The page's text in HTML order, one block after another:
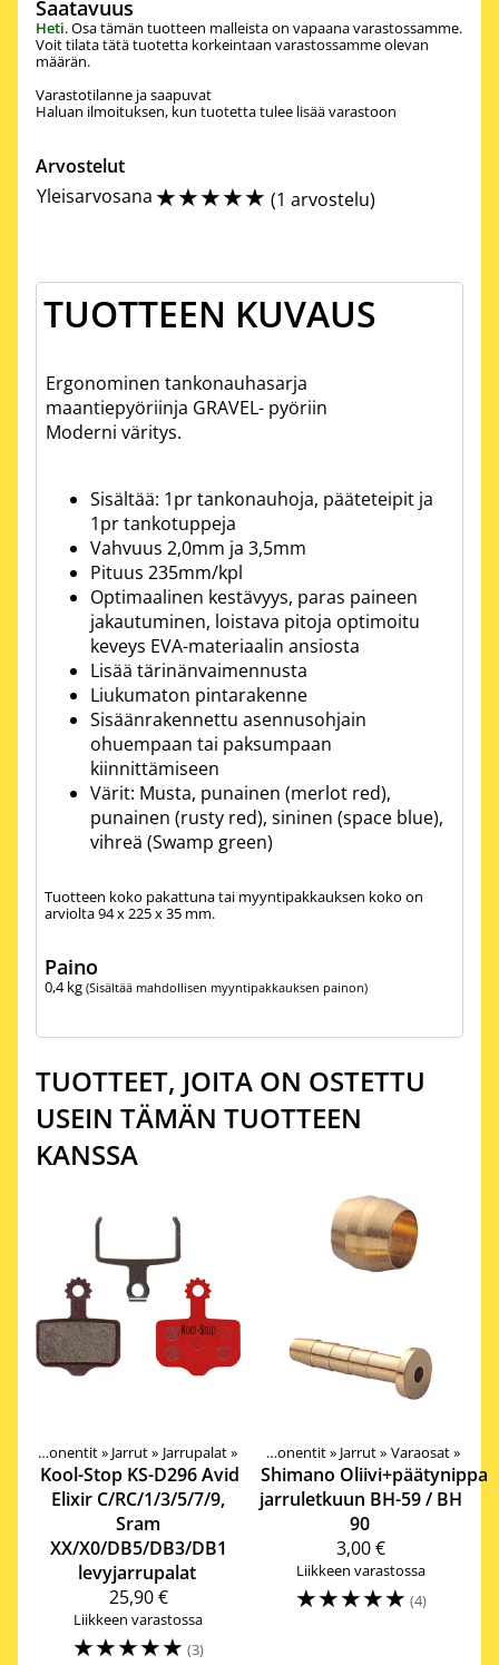
Saatavuus
Heti. Osa tämän tuotteen malleista on vapaana varastossamme.
Voit tilata tätä tuotetta korkeintaan varastossamme olevan
määrän.
Varastotilanne ja saapuvat
Haluan ilmoituksen, kun tuotetta tulee lisää varastoon
Arvostelut
Yleisarvosana☆☆☆☆☆ (1 arvostelu)
TUOTTEEN KUVAUS
Ergonominen tankonauhasarja
maantiepyöriinja GRAVEL- pyöriin
Moderni väritys.
Sisältää: 1pr tankonauhoja, pääteteipit ja
1pr tankotuppeja
Vahvuus 2,0mm ja 3,5mm
Pituus 235mm/kpl
Optimaalinen kestävyys, paras paineen
jakautuminen, loistava pitoja optimoitu
keveys EVA-materiaalin ansiosta
Lisää tärinänvaimennusta
Liukumaton pintarakenne
Sisäänrakennettu asennusohjain
ohuempaan tai paksumpaan
kiinnittämiseen
Värit: Musta, punainen (merlot red),
punainen (rusty red), sininen (space blue),
vihreä (Swamp green)
Tuotteen koko pakattuna tai myyntipakkauksen koko on
arviolta 94 x 225 x 35 mm.
Paino
0,4kg (Sisältää mahdollisen myyntipakkauksen painon)
TUOTTEET, JOITA ON OSTETTU
USEIN TÄMÄN TUOTTEEN
KANSSA
Komponentit‪» Jarrut‪» Jarrupalat‪»
Kool-Stop KS-D296 Avid
Elixir C/RC/1/3/5/7/9,
Sram
XX/X0/DB5/DB3/DB1
levyjarrupalat
25,90 €
Liikkeen varastossa
☆☆☆☆☆ (3)
Tuotteet‪» Komponentit‪» Jarrut‪» Varaosat‪»
Shimano Oliivi+päätynippa
jarruletkuun BH-59 / BH
90
3,00 €
Liikkeen varastossa
☆☆☆☆☆ (4)